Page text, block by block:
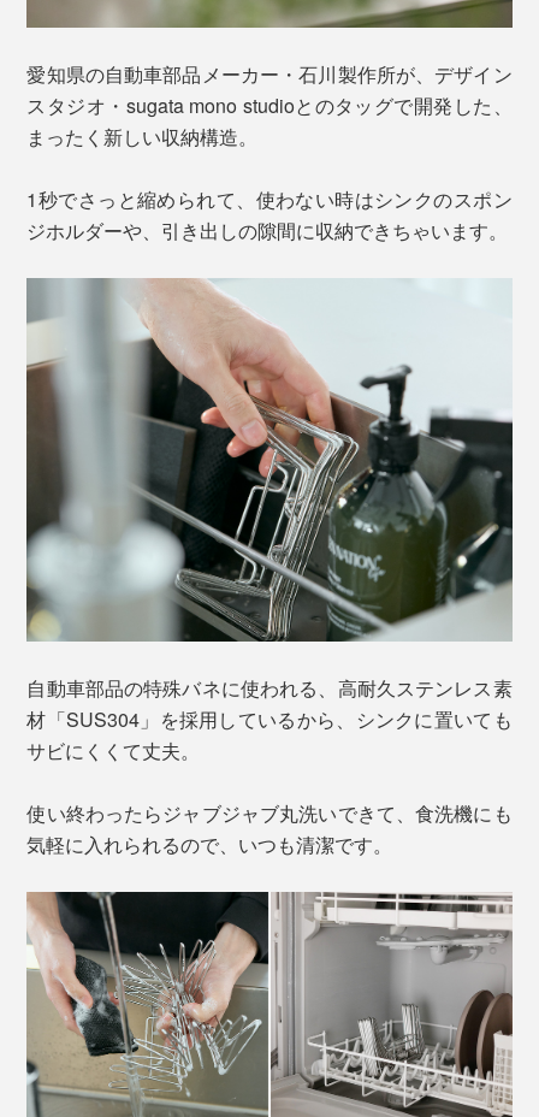
愛知県の自動車部品メーカー・石川製作所が、デザイン
スタジオ・sugata mono studioとのタッグで開発した、
まったく新しい収納構造。
1秒でさっと縮められて、使わない時はシンクのスポン
ジホルダーや、引き出しの隙間に収納できちゃいます。
自動車部品の特殊バネに使われる、高耐久ステンレス素
材「SUS304」を採用しているから、シンクに置いても
サビにくくて丈夫。
使い終わったらジャブジャブ丸洗いできて、食洗機にも
気軽に入れられるので、いつも清潔です。